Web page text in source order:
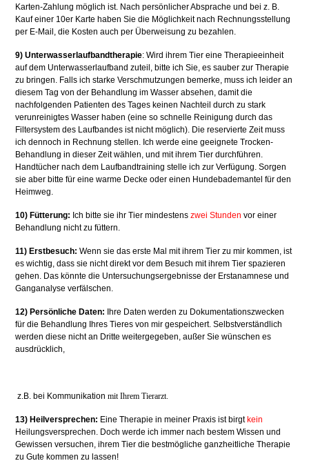
Karten-Zahlung möglich ist. Nach persönlicher Absprache und bei z. B.
Kauf einer 10er Karte haben Sie die Möglichkeit nach Rechnungsstellung
per E-Mail, die Kosten auch per Überweisung zu bezahlen.
9) Unterwasserlaufbandtherapie: Wird ihrem Tier eine Therapieeinheit
auf dem Unterwasserlaufband zuteil, bitte ich Sie, es sauber zur Therapie
zu bringen. Falls ich starke Verschmutzungen bemerke, muss ich leider an
diesem Tag von der Behandlung im Wasser absehen, damit die
nachfolgenden Patienten des Tages keinen Nachteil durch zu stark
verunreinigtes Wasser haben (eine so schnelle Reinigung durch das
Filtersystem des Laufbandes ist nicht möglich). Die reservierte Zeit muss
ich dennoch in Rechnung stellen. Ich werde eine geeignete Trocken-
Behandlung in dieser Zeit wählen, und mit ihrem Tier durchführen.
Handtücher nach dem Laufbandtraining stelle ich zur Verfügung. Sorgen
sie aber bitte für eine warme Decke oder einen Hundebademantel für den
Heimweg.
10) Fütterung: Ich bitte sie ihr Tier mindestenszwei Stundenvor einer
Behandlung nicht zu füttern.
11) Erstbesuch: Wenn sie das erste Mal mit ihrem Tier zu mir kommen, ist
es wichtig, dass sie nicht direkt vor dem Besuch mit ihrem Tier spazieren
gehen. Das könnte die Untersuchungsergebnisse der Erstanamnese und
Ganganalyse verfälschen.
12) Persönliche Daten: Ihre Daten werden zu Dokumentationszwecken
für die Behandlung Ihres Tieres von mir gespeichert. Selbstverständlich
werden diese nicht an Dritte weitergegeben, außer Sie wünschen es
ausdrücklich,
z.B. bei Kommunikation mit Ihrem Tierarzt.
13) Heilversprechen: Eine Therapie in meiner Praxis ist birgt kein
Heilungsversprechen. Doch werde ich immer nach bestem Wissen und
Gewissen versuchen, ihrem Tier die bestmögliche ganzheitliche Therapie
zu Gute kommen zu lassen!